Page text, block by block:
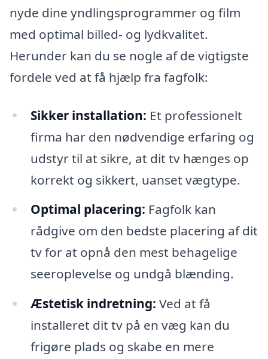
nyde dine yndlingsprogrammer og film
med optimal billed- og lydkvalitet.
Herunder kan du se nogle af de vigtigste
fordele ved at få hjælp fra fagfolk:
Sikker installation: Et professionelt
firma har den nødvendige erfaring og
udstyr til at sikre, at dit tv hænges op
korrekt og sikkert, uanset vægtype.
Optimal placering: Fagfolk kan
rådgive om den bedste placering af dit
tv for at opnå den mest behagelige
seeroplevelse og undgå blænding.
Æstetisk indretning: Ved at få
installeret dit tv på en væg kan du
frigøre plads og skabe en mere